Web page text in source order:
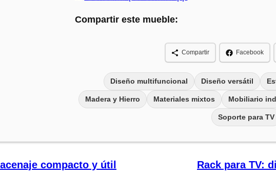
Compartir este mueble:
Compartir Facebook
Diseño multifuncional Diseño versátil
Madera y Hierro Materiales mixtos Mobiliario
Soporte para TV
compacto y útil Rack para TV: